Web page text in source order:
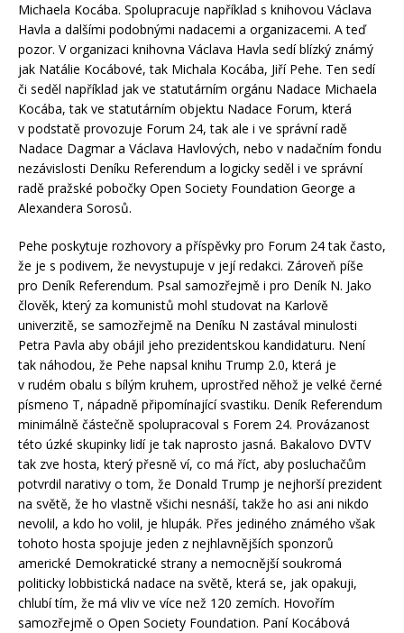
Michaela Kocába. Spolupracuje například s knihovou Václava
Havla a dalšími podobnými nadacemi a organizacemi. A teď
pozor. V organizaci knihovna Václava Havla sedí blízký známý
jak Natálie Kocábové, tak Michala Kocába, Jiří Pehe. Ten sedí
či seděl například jak ve statutárním orgánu Nadace Michaela
Kocába, tak ve statutárním objektu Nadace Forum, která
v podstatě provozuje Forum 24, tak ale i ve správní radě
Nadace Dagmar a Václava Havlových, nebo v nadačním fondu
nezávislosti Deníku Referendum a logicky seděl i ve správní
radě pražské pobočky Open Society Foundation George a
Alexandera Sorosů.
Pehe poskytuje rozhovory a příspěvky pro Forum 24 tak často,
že je s podivem, že nevystupuje v její redakci. Zároveň píše
pro Deník Referendum. Psal samozřejmě i pro Deník N. Jako
člověk, který za komunistů mohl studovat na Karlově
univerzitě, se samozřejmě na Deníku N zastával minulosti
Petra Pavla aby obájil jeho prezidentskou kandidaturu. Není
tak náhodou, že Pehe napsal knihu Trump 2.0, která je
v rudém obalu s bílým kruhem, uprostřed něhož je velké černé
písmeno T, nápadně připomínající svastiku. Deník Referendum
minimálně částečně spolupracoval s Forem 24. Provázanost
této úzké skupinky lidí je tak naprosto jasná. Bakalovo DVTV
tak zve hosta, který přesně ví, co má říct, aby posluchačům
potvrdil narativy o tom, že Donald Trump je nejhorší prezident
na světě, že ho vlastně všichi nesnáší, takže ho asi ani nikdo
nevolil, a kdo ho volil, je hlupák. Přes jediného známého však
tohoto hosta spojuje jeden z nejhlavnějších sponzorů
americké Demokratické strany a nemocnější soukromá
politicky lobbistická nadace na světě, která se, jak opakuji,
chlubí tím, že má vliv ve více než 120 zemích. Hovořím
samozřejmě o Open Society Foundation. Paní Kocábová